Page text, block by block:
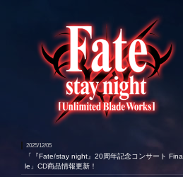
2025/12/05
「『Fate/stay night』20周年記念コンサート Fina
le」CD商品情報更新！